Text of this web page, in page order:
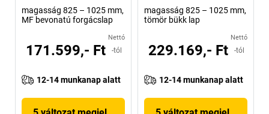
magasság 825 – 1025 mm,
MF bevonatú forgácslap
Nettó
171.599,- Ft -tól
12-14 munkanap alatt
magasság 825 – 1025 mm,
tömör bükk lap
Nettó
229.169,- Ft -tól
12-14 munkanap alatt